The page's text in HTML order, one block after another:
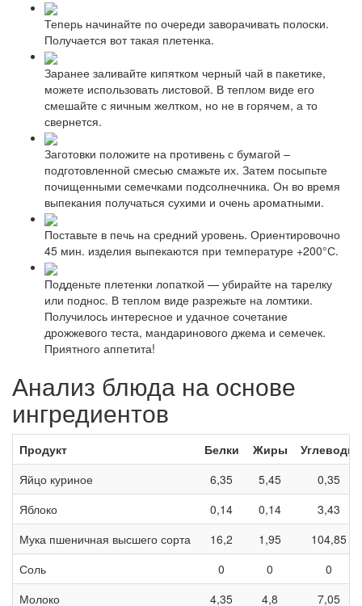
Теперь начинайте по очереди заворачивать полоски.
Получается вот такая плетенка.
Заранее заливайте кипятком черный чай в пакетике,
можете использовать листовой. В теплом виде его
смешайте с яичным желтком, но не в горячем, а то
свернется.
Заготовки положите на противень с бумагой –
подготовленной смесью смажьте их. Затем посыпьте
почищенными семечками подсолнечника. Он во время
выпекания получаться сухими и очень ароматными.
Поставьте в печь на средний уровень. Ориентировочно
45 мин. изделия выпекаются при температуре +200°С.
Подденьте плетенки лопаткой — убирайте на тарелку
или поднос. В теплом виде разрежьте на ломтики.
Получилось интересное и удачное сочетание
дрожжевого теста, мандаринового джема и семечек.
Приятного аппетита!
Анализ блюда на основе
ингредиентов
Продукт Белки Жиры
Углеводы
Яйцо куриное
6,35 5,45
0,35
Яблоко
0,14 0,14
3,43
Мука пшеничная высшего сорта
16,2 1,95
104,85
Соль
0 0
0
Молоко
4,35 4,8 7,05